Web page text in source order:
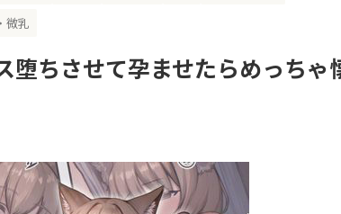
微乳
堕ちさせて孕ませたらめっちゃ